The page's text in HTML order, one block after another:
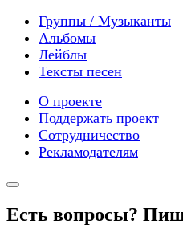
Группы / Музыканты
Альбомы
Лейблы
Тексты песен
О проекте
Поддержать проект
Сотрудничество
Рекламодателям
Есть вопросы?